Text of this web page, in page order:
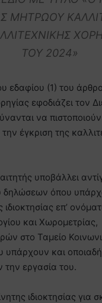
ΜΗΤΡΩΟΥ
ΤΟΥ 2024»
εδαφίου (1) του
εφοδιάζει τον
να πιστοποιούν
έγκριση της
υποβάλλει
δηλώσεων όπου
επ’
και
στο Ταμείο
υπάρχουν και
την εργασία του.
ιδιοκτησίας για